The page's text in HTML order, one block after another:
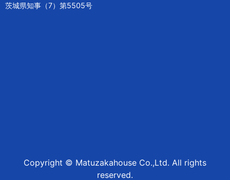
茨城県知事（7）第5505号
Copyright © Matuzakahouse Co.,Ltd. All rights
reserved.